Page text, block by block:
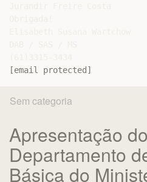
[email protected]
Sem categoria
Apresentação do
Departamento
Básica do